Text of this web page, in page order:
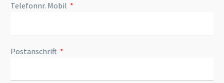
Telefonnr. Mobil
Postanschrift